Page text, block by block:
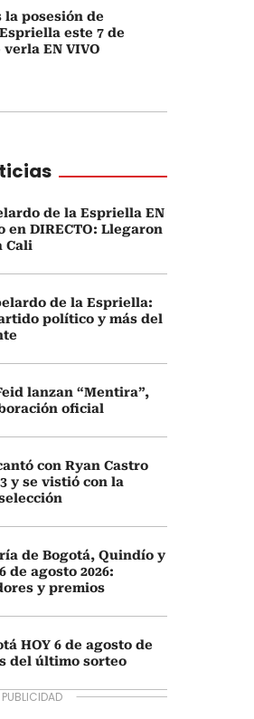
la posesión de
este 7 de
EN VIVO
de la Espriella EN
en DIRECTO: Llegaron
Cali
de la Espriella:
político y más del
lanzan “Mentira”,
oficial
con Ryan Castro
y se vistió con la
de Bogotá, Quindío y
de agosto 2026:
y premios
HOY 6 de agosto de
del último sorteo